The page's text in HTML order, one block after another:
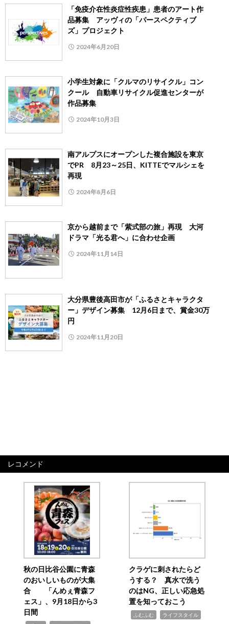
「免疫介在性炎症性疾患」患者のアート作
品募集 アッヴィの「パースペクティブ
ズ」プロジェクト
2024年6月20日
小学生対象に「クルマのリサイクル」コン
クール 自動車リサイクル促進センターが
作品募集
2024年10月3日
南アルプスにオープンした複合施設を東京
でPR 8月23～25日、KITTEでマルシェを
再現
2024年8月6日
京から越前まで「紫式部の旅」再現 大河
ドラマ「光る君へ」に合わせ企画
2024年11月14日
大分県豊後高田市が「ふるさとキャラクタ
ー」デザイン募集 12月6日まで、賞金30万
円
2024年11月20日
レコメンド
秋の日比谷公園に青森
のおいしいものが大集
合 「んめぇ青森フ
ェス」、9月18日から3
日間
クラゲに刺されたらど
うする？ 真水で洗う
のはNG、正しい応急処
置を知っておこう
ふむふむ ライフスタイル